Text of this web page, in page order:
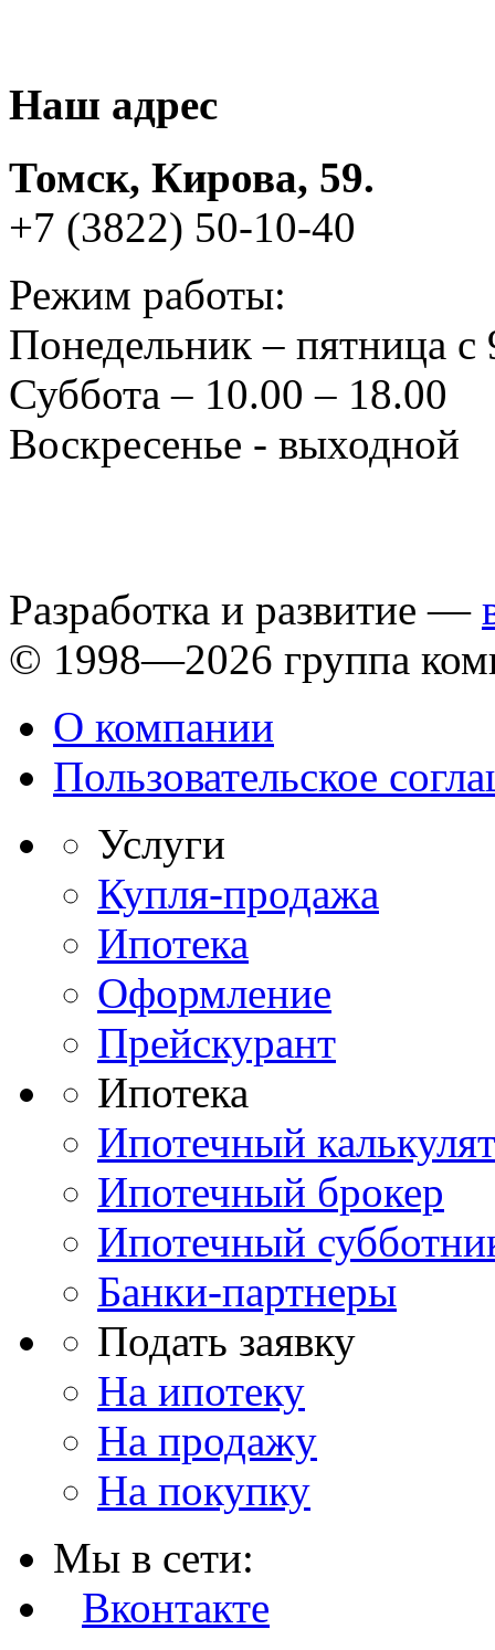
Наш адрес
Томск, Кирова, 59.
+7 (3822) 50-10-40
Режим работы:
Понедельник – пятница с
Суббота – 10.00 – 18.00
Воскресенье - выходной
Разработка и развитие —
© 1998—2026 группа
О компании
Пользовательское
Услуги
Купля-продажа
Ипотека
Оформление
Прейскурант
Ипотека
Ипотечный
Ипотечный брокер
Ипотечный
Банки-партнеры
Подать заявку
На ипотеку
На продажу
На покупку
Мы в сети:
Вконтакте